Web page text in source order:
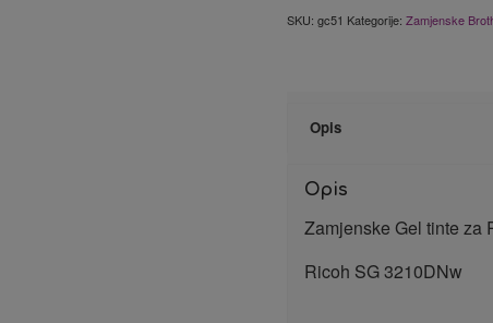
SKU:gc51 Kategorije:Zamjenske
Opis
Opis
Zamjenske Gel tinte za
Ricoh SG 3210DNw